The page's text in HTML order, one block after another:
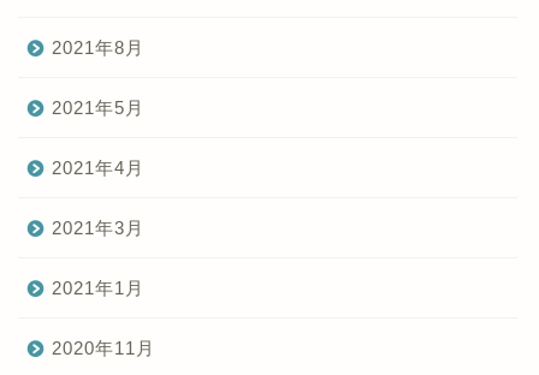
2021年8月
2021年5月
2021年4月
2021年3月
2021年1月
2020年11月